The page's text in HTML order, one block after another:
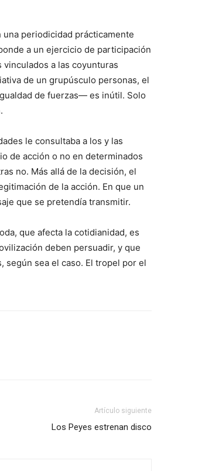
periodicidad prácticamente
a un ejercicio de participación
a las coyunturas
de un grupúsculo personas, el
de fuerzas— es inútil. Solo
le consultaba a los y las
de acción o no en determinados
no. Más allá de la decisión, el
de la acción. En que un
que se pretendía transmitir.
que afecta la cotidianidad, es
deben persuadir, y que
según sea el caso. El tropel por el
Artículo siguiente
Los Peyes estrenan disco